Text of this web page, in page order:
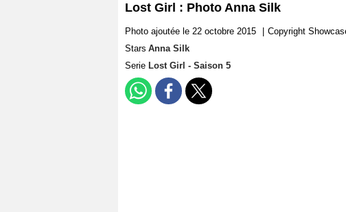
Lost Girl : Photo Anna Silk
Photo ajoutée le 22 octobre 2015
Copyright
Stars Anna Silk
Serie Lost Girl - Saison 5